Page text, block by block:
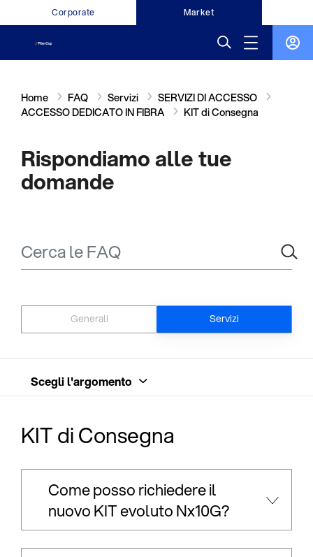
Corporate Market
Home FAQ Servizi
SERVIZI DI ACCESSO
ACCESSO DEDICATO IN FIBRA
KIT di Consegna
Rispondiamo alle tue
domande
Generali Servizi
Scegli l'argomento
KIT di Consegna
Come posso richiedere il
nuovo KIT evoluto Nx10G?